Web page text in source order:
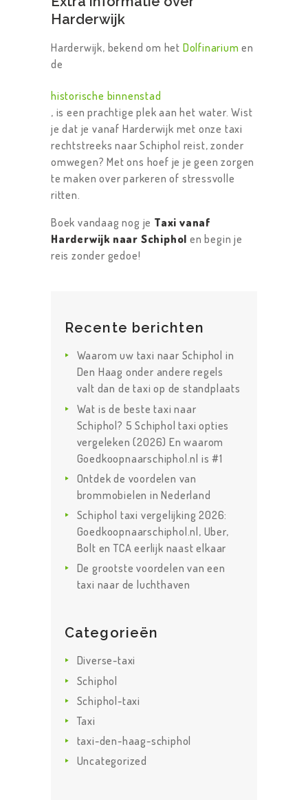
DIENSTEN
TAXI TARIEVEN
OVER ONS
CONTACT US
Harderwijk
Harderwijk, bekend om het Dolfinarium en
de
historische binnenstad
, is een prachtige plek aan het water. Wist
je dat je vanaf Harderwijk met onze taxi
rechtstreeks naar Schiphol reist, zonder
omwegen? Met ons hoef je je geen zorgen
te maken over parkeren of stressvolle
ritten.
Boek vandaag nog je Taxi vanaf
Harderwijk naar Schiphol en begin je
reis zonder gedoe!
Recente berichten
Waarom uw taxi naar Schiphol in
Den Haag onder andere regels
valt dan de taxi op de standplaats
Wat is de beste taxi naar
Schiphol? 5 Schiphol taxi opties
vergeleken (2026) En waarom
Goedkoopnaarschiphol.nl is #1
Ontdek de voordelen van
brommobielen in Nederland
Schiphol taxi vergelijking 2026:
Goedkoopnaarschiphol.nl, Uber,
Bolt en TCA eerlijk naast elkaar
De grootste voordelen van een
taxi naar de luchthaven
Categorieën
Diverse-taxi
Schiphol
Schiphol-taxi
Taxi
taxi-den-haag-schiphol
Uncategorized